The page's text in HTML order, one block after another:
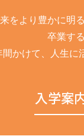
をより豊かに明
卒業す
間かけて、人生に
入学案